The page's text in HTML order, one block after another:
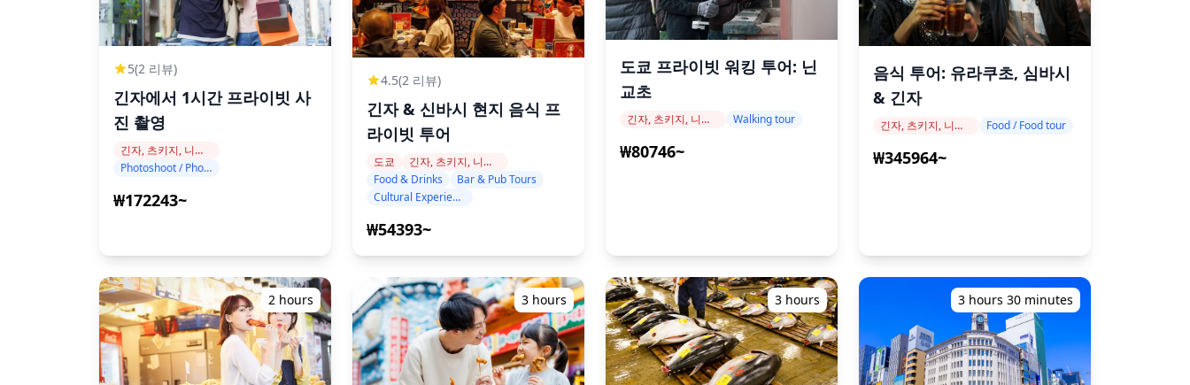
◆추가 정보
・대중교통 근처에 편리하게 위치
・휠체어 이용 불가; 이 투어의 일정에는 휠체어나 유모차로 접근할 수 없는 일부 장
소가 포함되어 있습니다.
・허리 문제가 있는 여행자에게는 권장하지 않습니다
・임산부 여행자에게는 권장하지 않습니다
・심장 문제 또는 기타 심각한 의학적 상태가 없어야 합니다
・음식은 홀리데이 트래블에 속하지 않은 주방에서 준비되므로 알레르기가 없거나
식이 제한에 맞출 수 없음을 알려드립니다.
・이 투어 활동은 최대 6명의 여행자로 제한됩니다
5(2 리뷰)
긴자에서 1시간 프라이빗 사
진 촬영
긴자, 츠키지, 니혼바시
Photoshoot / Photo tour
₩172243~
4.5(2 리뷰)
긴자 & 신바시 현지 음식 프
라이빗 투어
도쿄
긴자, 츠키지, 니혼바시
Food & Drinks
Bar & Pub Tours
Cultural Experiences
₩54393~
도쿄 프라이빗 워킹 투어: 닌
교초
긴자, 츠키지, 니혼바시 Walking tour
₩80746~
음식 투어: 유라쿠초, 심바시
& 긴자
긴자, 츠키지, 니혼바시 Food / Food tour
₩345964~
2 hours 3 hours 3 hours 3 hours 30 minutes